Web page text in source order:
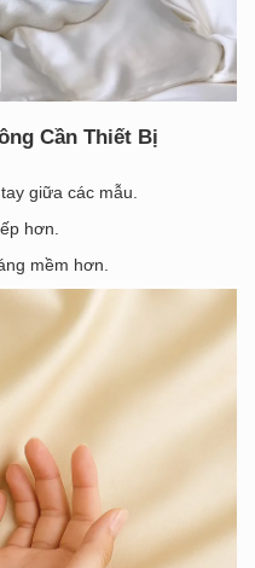
Cần Thiết Bị
giữa các mẫu.
hơn.
mềm hơn.